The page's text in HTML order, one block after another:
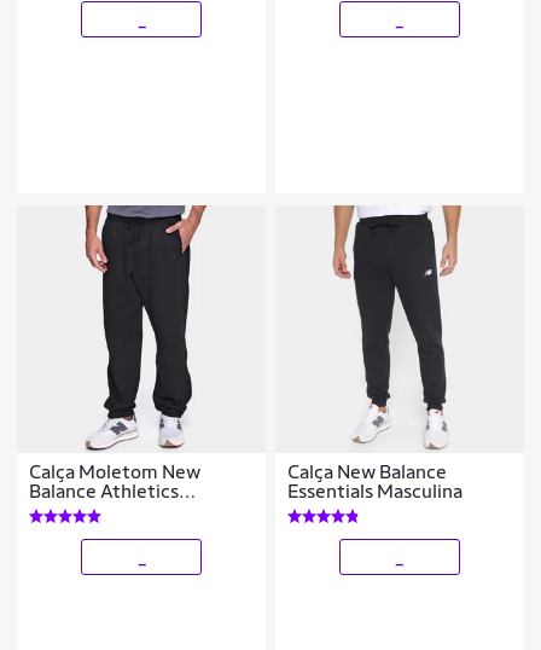
Calça Moletom New
Balance Athletics
Masculina
Calça New Balance
Essentials Masculina